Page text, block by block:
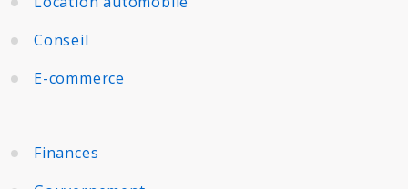
Conseil
E-commerce
Finances